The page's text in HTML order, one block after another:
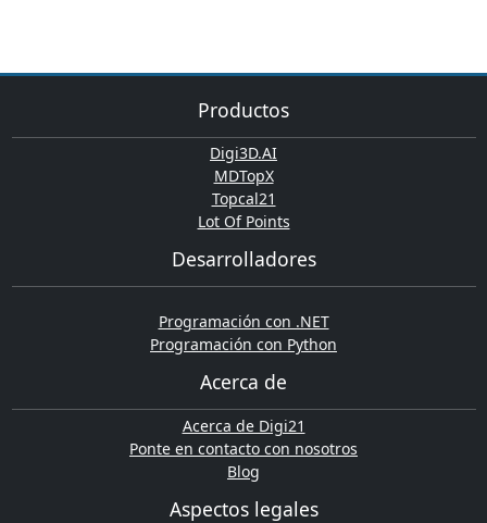
Productos
Digi3D.AI
MDTopX
Topcal21
Lot Of Points
Desarrolladores
Programación con .NET
Programación con Python
Acerca de
Acerca de Digi21
Ponte en contacto con nosotros
Blog
Aspectos legales